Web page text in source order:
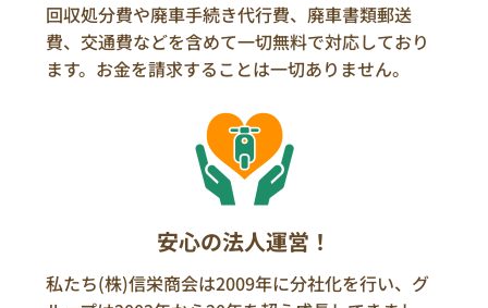
回収処分費や廃車手続き代行費、廃車書類郵送
費、交通費などを含めて一切無料で対応しており
ます。お金を請求することは一切ありません。
安心の法人運営！
私たち(株)信栄商会は2009年に分社化を行い、グ